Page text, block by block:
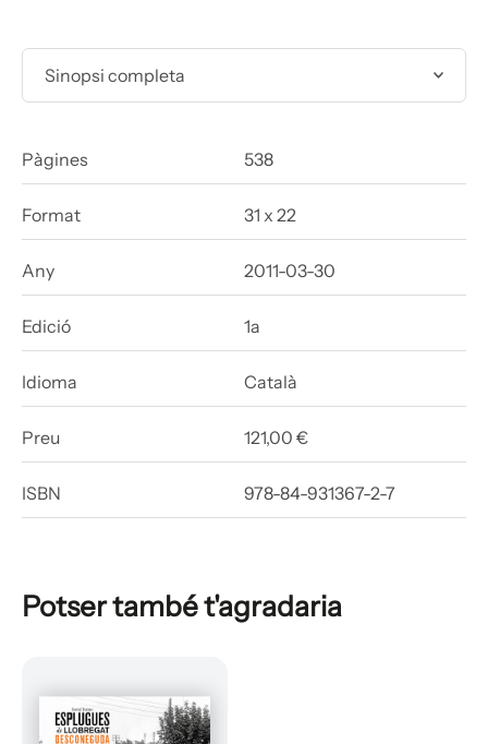
Sinopsi completa
Pàgines 538
Format 31 x 22
Any 2011-03-30
Edició 1a
Idioma Català
Preu 121,00 €
ISBN 978-84-931367-2-7
Potser també t'agradaria